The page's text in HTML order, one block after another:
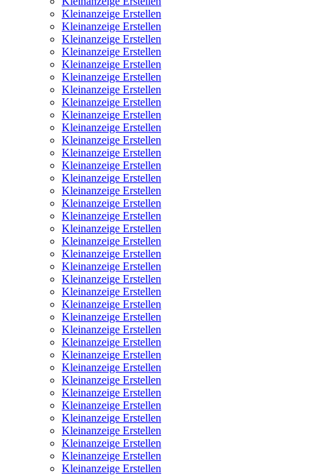
Kleinanzeige Erstellen
Kleinanzeige Erstellen
Kleinanzeige Erstellen
Kleinanzeige Erstellen
Kleinanzeige Erstellen
Kleinanzeige Erstellen
Kleinanzeige Erstellen
Kleinanzeige Erstellen
Kleinanzeige Erstellen
Kleinanzeige Erstellen
Kleinanzeige Erstellen
Kleinanzeige Erstellen
Kleinanzeige Erstellen
Kleinanzeige Erstellen
Kleinanzeige Erstellen
Kleinanzeige Erstellen
Kleinanzeige Erstellen
Kleinanzeige Erstellen
Kleinanzeige Erstellen
Kleinanzeige Erstellen
Kleinanzeige Erstellen
Kleinanzeige Erstellen
Kleinanzeige Erstellen
Kleinanzeige Erstellen
Kleinanzeige Erstellen
Kleinanzeige Erstellen
Kleinanzeige Erstellen
Kleinanzeige Erstellen
Kleinanzeige Erstellen
Kleinanzeige Erstellen
Kleinanzeige Erstellen
Kleinanzeige Erstellen
Kleinanzeige Erstellen
Kleinanzeige Erstellen
Kleinanzeige Erstellen
Kleinanzeige Erstellen
Kleinanzeige Erstellen